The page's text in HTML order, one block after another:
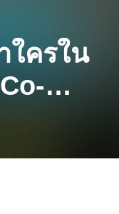
ใครใน